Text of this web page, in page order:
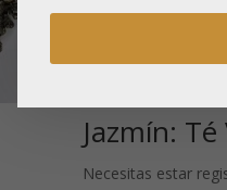
Jazmín:
Necesitas estar